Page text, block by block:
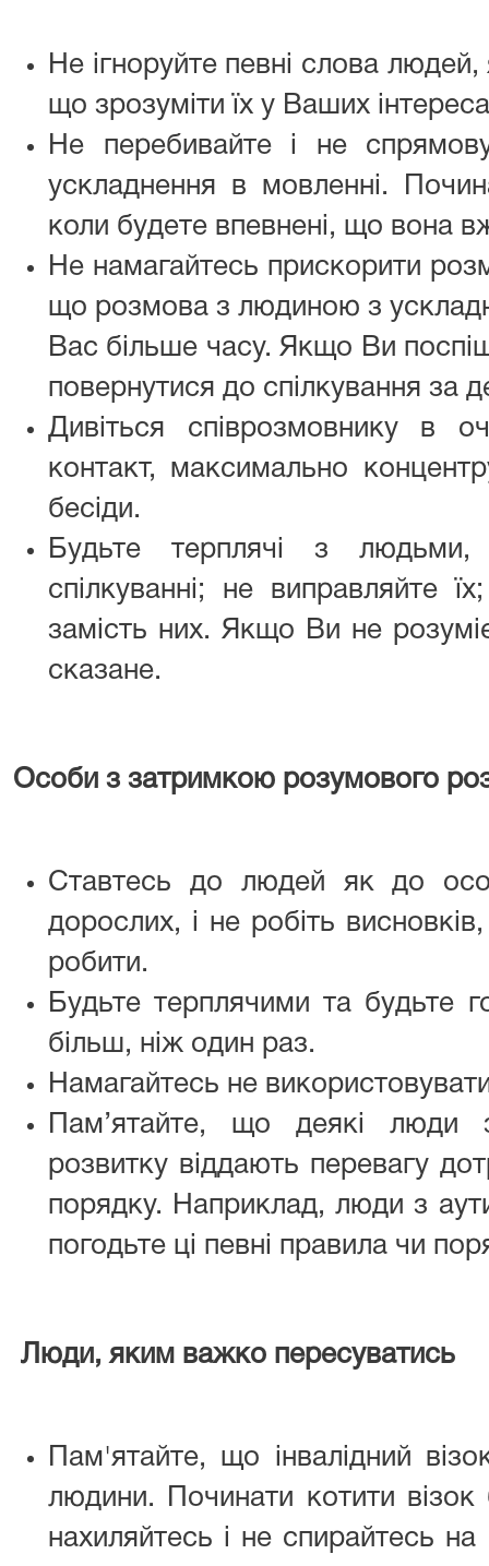
Не ігноруйте певні слова
що зрозуміти їх у Ваших
Не перебивайте і не
ускладнення в мовленні.
коли будете впевнені, що вона
Не намагайтесь прискорити
що розмова з людиною з
Вас більше часу. Якщо Ви
повернутися до спілкування за
Дивіться співрозмовнику в
контакт, максимально
бесіди.
Будьте терплячі з
спілкуванні; не виправляйте
замість них. Якщо Ви не
сказане.
Особи з затримкою розумового
Ставтесь до людей як до
дорослих, і не робіть
робити.
Будьте терплячими та будьте
більш, ніж один раз.
Намагайтесь не
Пам’ятайте, що деякі люди
розвитку віддають перевагу
порядку. Наприклад, люди з
погодьте ці певні правила чи
Люди, яким важко пересуватись
Пам'ятайте, що інвалідний
людини. Починати котити
нахиляйтесь і не спирайтесь